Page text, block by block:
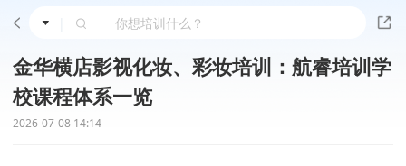
金华横店影视化妆、彩妆培训：航睿培训学
校课程体系一览
2026-07-08 14:14